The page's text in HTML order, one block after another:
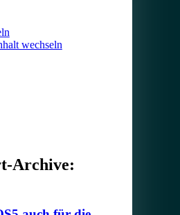
wechseln
Archive: